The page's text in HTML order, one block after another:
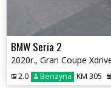
BMW Seria 2
2.0 Benzyna KM 305